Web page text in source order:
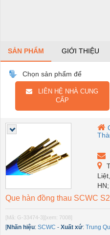
SẢN PHẨM GIỚI THIỆU
Chọn sản phẩm để
LIÊN HỆ NHÀ CUNG
CẤP
Que hàn đồng thau SCWC
[Mã: G-33474-3] [xem: 7008]
[Nhãn hiệu: SCWC - Xuất xứ: Trung